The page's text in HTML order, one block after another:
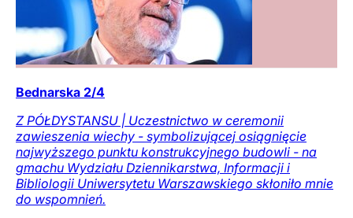
Bednarska 2/4
Z PÓŁDYSTANSU | Uczestnictwo w ceremonii
zawieszenia wiechy - symbolizującej osiągnięcie
najwyższego punktu konstrukcyjnego budowli - na
gmachu Wydziału Dziennikarstwa, Informacji i
Bibliologii Uniwersytetu Warszawskiego skłoniło mnie
do wspomnień.